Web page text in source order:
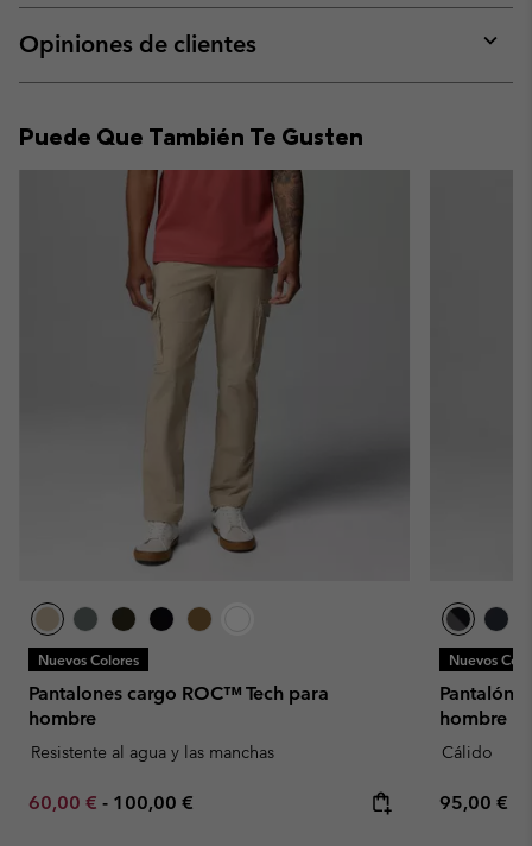
or
Opiniones de clientes
or
Puede Que También Te Gusten
Nuevos Colores
Pantalones cargo ROC™ Tech para
hombre
Resistente al agua y las manchas
Minimum sale price:
60,00 € - Maximum price:
100,00 €
Nuevos
Pantalón
hombre
Cálido
Regular
95,00 €